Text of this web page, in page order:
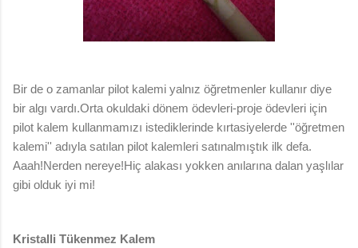
Bir de o zamanlar pilot kalemi yalnız öğretmenler kullanır diye
bir algı vardı.Orta okuldaki dönem ödevleri-proje ödevleri için
pilot kalem kullanmamızı istediklerinde kırtasiyelerde ''öğretmen
kalemi'' adıyla satılan pilot kalemleri satınalmıştık ilk defa.
Aaah!Nerden nereye!Hiç alakası yokken anılarına dalan yaşlılar
gibi olduk iyi mi!
Kristalli Tükenmez Kalem